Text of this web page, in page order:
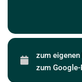
zum
zum